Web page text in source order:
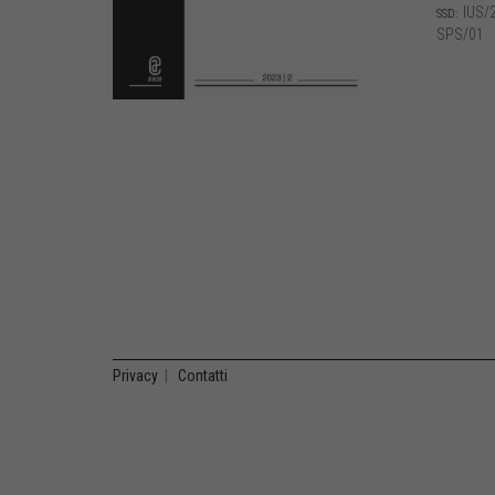
SSD:
SPS/01
Privacy Contatti